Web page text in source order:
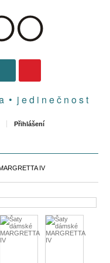
• j e d i n e č n o s t
Přihlášení
IV